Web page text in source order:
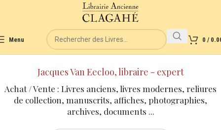
Menu 0 /
Jacques Van Eecloo, libraire - expert
Achat / Vente : Livres anciens, livres modernes, reliures
de collection, manuscrits, affiches, photographies,
archives, documents ...